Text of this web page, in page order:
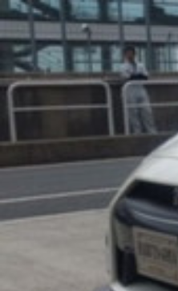
コ
テ
ツ
へ
キ
ッ